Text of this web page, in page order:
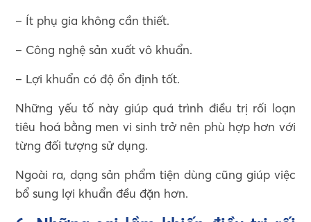
– Ít phụ gia không cần thiết.
– Công nghệ sản xuất vô khuẩn.
– Lợi khuẩn có độ ổn định tốt.
Những yếu tố này giúp quá trình điều trị rối loạn
tiêu hoá bằng men vi sinh trở nên phù hợp hơn với
từng đối tượng sử dụng.
Ngoài ra, dạng sản phẩm tiện dùng cũng giúp việc
bổ sung lợi khuẩn đều đặn hơn.